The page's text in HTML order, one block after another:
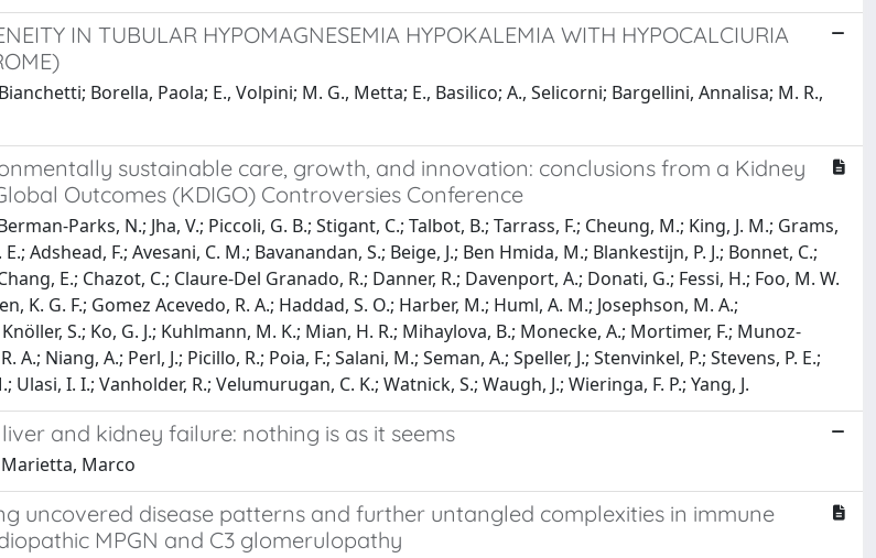
IN TUBULAR HYPOMAGNESEMIA HYPOKALEMIA WITH HYPOCALCIURIA
Borella, Paola; E., Volpini; M. G., Metta; E., Basilico; A., Selicorni; Bargellini, Annalisa; M. R.,
sustainable care, growth, and innovation: conclusions from a Kidney
Outcomes (KDIGO) Controversies Conference
Parks, N.; Jha, V.; Piccoli, G. B.; Stigant, C.; Talbot, B.; Tarrass, F.; Cheung, M.; King, J. M.; Grams,
E.; Adshead, F.; Avesani, C. M.; Bavanandan, S.; Beige, J.; Ben Hmida, M.; Blankestijn, P. J.; Bonnet, C.;
E.; Chazot, C.; Claure-Del Granado, R.; Danner, R.; Davenport, A.; Donati, G.; Fessi, H.; Foo, M. W.
K. G. F.; Gomez Acevedo, R. A.; Haddad, S. O.; Harber, M.; Huml, A. M.; Josephson, M. A.;
S.; Ko, G. J.; Kuhlmann, M. K.; Mian, H. R.; Mihaylova, B.; Monecke, A.; Mortimer, F.; Munoz-
A.; Niang, A.; Perl, J.; Picillo, R.; Poia, F.; Salani, M.; Seman, A.; Speller, J.; Stenvinkel, P.; Stevens, P. E.;
Ulasi, I. I.; Vanholder, R.; Velumurugan, C. K.; Watnick, S.; Waugh, J.; Wieringa, F. P.; Yang, J.
and kidney failure: nothing is as it seems
Marco
uncovered disease patterns and further untangled complexities in immune
MPGN and C3 glomerulopathy